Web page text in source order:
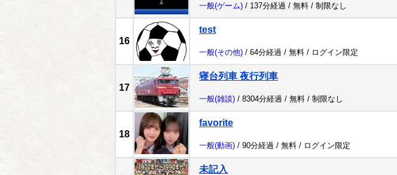
一般(ゲーム) / 137分経過 / 無料 / 制限なし
16
test
一般(その他) / 64分経過 / 無料 / ログイン限定
17
寝台列車 夜行列車
一般(雑談) / 8304分経過 / 無料 / 制限なし
18
favorite
一般(動画) / 90分経過 / 無料 / ログイン限定
未記入